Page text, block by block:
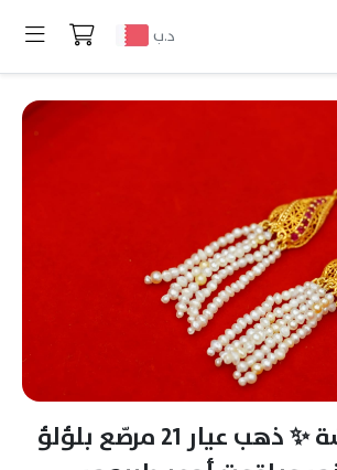
د.ب
حلق الكركوشة ✨ ذهب عيار 21 مرصّع بلؤلؤ